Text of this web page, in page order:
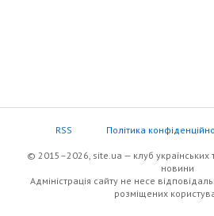
RSS Політика
© 2015–2026, site.ua — клуб українських
новини
Адміністрація сайту не несе
розміщених